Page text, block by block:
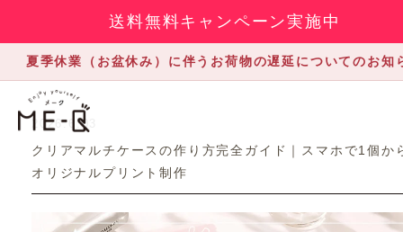
送料無料キャンペーン実施中
夏季休業（お盆休み）に伴うお荷物の遅延についてのお知
2026.6.03
クリアマルチケースの作り方完全ガイド｜スマホで1個か
オリジナルプリント制作